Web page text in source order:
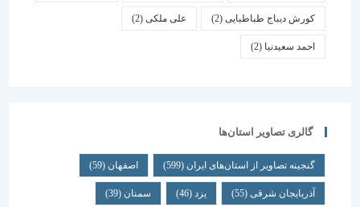
کورش دیباج طباطبایی(2) علی ملکی(2)
احمد سعیدنیا (2)
گالری تصاویر استان‌ها
گنجینه تصاویر از استان‌های ایران(599) اصفهان (59)
آذربایجان شرقی(55) یزد سمنان (39)